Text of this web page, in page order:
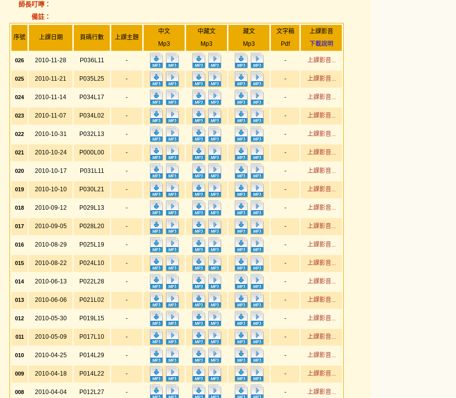
師長叮嚀：
備註：
序號 上課日期 頁碼行數 上課主題
中文
Mp3
中藏文
Mp3
藏文
Mp3
文字稿
Pdf
上課影音
下載說明
026 2010-11-28 P036L11 - - 上課影音...
025 2010-11-21 P035L25 - - 上課影音...
024 2010-11-14 P034L17 - - 上課影音...
023 2010-11-07 P034L02 - - 上課影音...
022 2010-10-31 P032L13 - - 上課影音...
021 2010-10-24 P000L00 - - 上課影音...
020 2010-10-17 P031L11 - - 上課影音...
019 2010-10-10 P030L21 - - 上課影音...
018 2010-09-12 P029L13 - - 上課影音...
017 2010-09-05 P028L20 - - 上課影音...
016 2010-08-29 P025L19 - - 上課影音...
015 2010-08-22 P024L10 - - 上課影音...
014 2010-06-13 P022L28 - - 上課影音...
013 2010-06-06 P021L02 - - 上課影音...
012 2010-05-30 P019L15 - - 上課影音...
011 2010-05-09 P017L10 - - 上課影音...
010 2010-04-25 P014L29 - - 上課影音...
009 2010-04-18 P014L22 - - 上課影音...
008 2010-04-04 P012L27 - - 上課影音...